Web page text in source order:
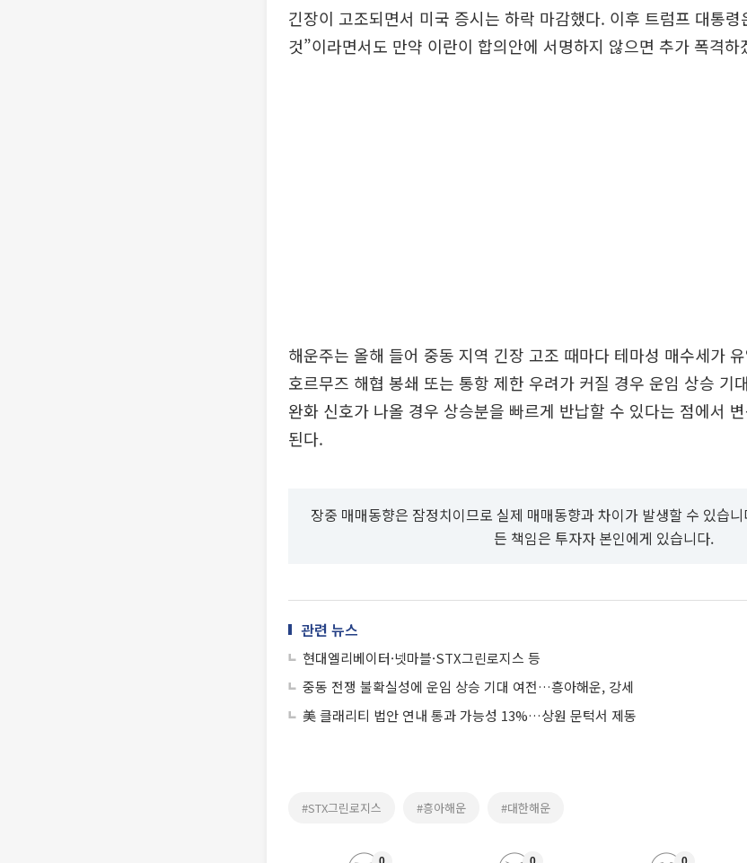
긴장이 고조되면서 미국 증시는 하락 마감했다. 이후 트럼프 대통령
것”이라면서도 만약 이란이 합의안에 서명하지 않으면 추가 폭격하
해운주는 올해 들어 중동 지역 긴장 고조 때마다 테마성 매수세가
호르무즈 해협 봉쇄 또는 통항 제한 우려가 커질 경우 운임 상승 기
완화 신호가 나올 경우 상승분을 빠르게 반납할 수 있다는 점에서
된다.
장중 매매동향은 잠정치이므로 실제 매매동향과 차이가 발생할 수 있습
든 책임은 투자자 본인에게 있습니다.
관련 뉴스
현대엘리베이터·넷마블·STX그린로지스 등
중동 전쟁 불확실성에 운임 상승 기대 여전…흥아해운, 강세
美 클래리티 법안 연내 통과 가능성 13%…상원 문턱서 제동
#STX그린로지스 #흥아해운 #대한해운